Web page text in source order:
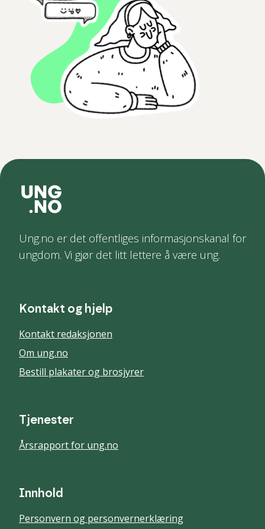
Ung.no er det offentliges informasjonskanal for
ungdom. Vi gjør det litt lettere å være ung.
Kontakt og hjelp
Kontakt redaksjonen
Om ung.no
Bestill plakater og brosjyrer
Tjenester
Årsrapport for ung.no
Innhold
Personvern og personvernerklæring